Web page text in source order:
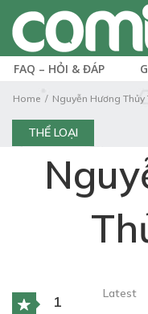
FAQ – HỎI & ĐÁP
Home Nguyễn Hương Thủy
THỂ LOẠI
1
Latest